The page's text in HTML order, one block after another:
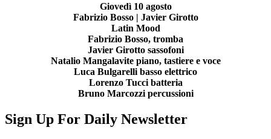
Giovedì 10 agosto
Fabrizio Bosso | Javier Girotto
Latin Mood
Fabrizio Bosso, tromba
Javier Girotto sassofoni
Natalio Mangalavite piano, tastiere e voce
Luca Bulgarelli basso elettrico
Lorenzo Tucci batteria
Bruno Marcozzi percussioni
Sign Up For Daily Newsletter